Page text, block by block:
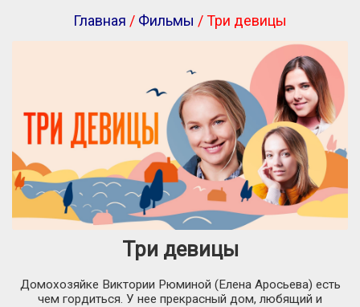
Главная / Фильмы / Три девицы
Три девицы
Домохозяйке Виктории Рюминой (Елена Аросьева) есть
чем гордиться. У нее прекрасный дом, любящий и